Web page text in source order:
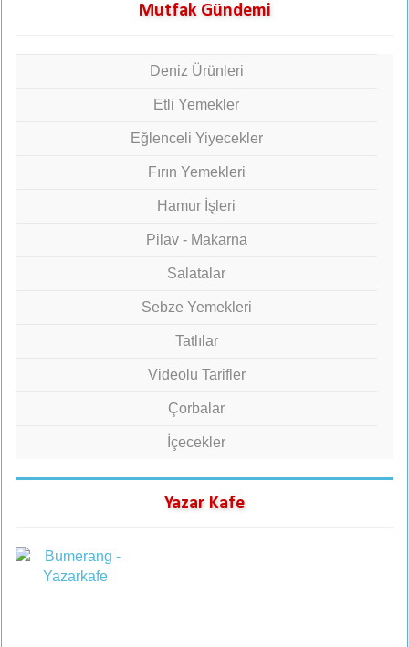
Mutfak Gündemi
Deniz Ürünleri
Etli Yemekler
Eğlenceli Yiyecekler
Fırın Yemekleri
Hamur İşleri
Pilav - Makarna
Salatalar
Sebze Yemekleri
Tatlılar
Videolu Tarifler
Çorbalar
İçecekler
Yazar Kafe